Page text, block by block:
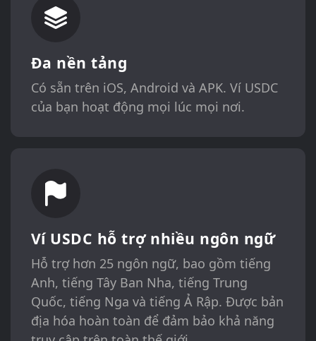
Đa nền tảng
Có sẵn trên iOS, Android và APK. Ví USDC
của bạn hoạt động mọi lúc mọi nơi.
Ví USDC hỗ trợ nhiều ngôn ngữ
Hỗ trợ hơn 25 ngôn ngữ, bao gồm tiếng
Anh, tiếng Tây Ban Nha, tiếng Trung
Quốc, tiếng Nga và tiếng Ả Rập. Được bản
địa hóa hoàn toàn để đảm bảo khả năng